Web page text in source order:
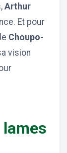
Arthur
Et pour
Choupo-
vision